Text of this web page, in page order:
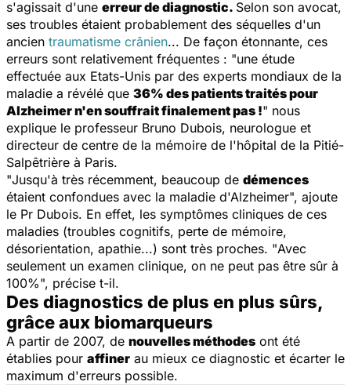
s'agissait d'une erreur de diagnostic. Selon son avocat,
ses troubles étaient probablement des séquelles d'un
ancien traumatisme crânien... De façon étonnante, ces
erreurs sont relativement fréquentes : "une étude
effectuée aux Etats-Unis par des experts mondiaux de la
maladie a révélé que 36% des patients traités pour
Alzheimer n'en souffrait finalement pas !" nous
explique le professeur Bruno Dubois, neurologue et
directeur de centre de la mémoire de l'hôpital de la Pitié-
Salpêtrière à Paris.
"Jusqu'à très récemment, beaucoup de démences
étaient confondues avec la maladie d'Alzheimer", ajoute
le Pr Dubois. En effet, les symptômes cliniques de ces
maladies (troubles cognitifs, perte de mémoire,
désorientation, apathie...) sont très proches. "Avec
seulement un examen clinique, on ne peut pas être sûr à
100%", précise t-il.
Des diagnostics de plus en plus sûrs,
grâce aux biomarqueurs
A partir de 2007, de nouvelles méthodes ont été
établies pour affiner au mieux ce diagnostic et écarter le
maximum d'erreurs possible.